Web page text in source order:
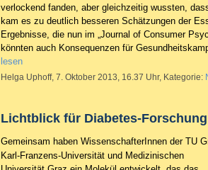
verlockend fanden, aber gleichzeitig wussten,
kam es zu deutlich besseren Schätzungen der
Ergebnisse, die nun im „Journal of Consumer
könnten auch Konsequenzen für
lesen
Helga Uphoff, 7. Oktober 2013, 16.37 Uhr, Kategorie:
Lichtblick für Diabetes-Forschung
Gemeinsam haben WissenschafterInnen der TU
Karl-Franzens-Universität und Medizinischen